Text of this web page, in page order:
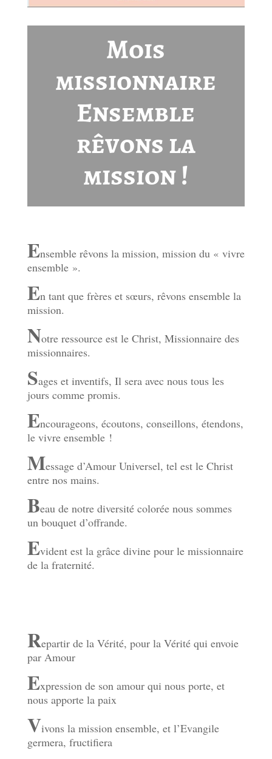
Mois
missionnaire
Ensemble
rêvons la
mission !
Ensemble rêvons la mission, mission du « vivre
ensemble ».
En tant que frères et sœurs, rêvons ensemble la
mission.
Notre ressource est le Christ, Missionnaire des
missionnaires.
Sages et inventifs, Il sera avec nous tous les
jours comme promis.
Encourageons, écoutons, conseillons, étendons,
le vivre ensemble !
Message d’Amour Universel, tel est le Christ
entre nos mains.
Beau de notre diversité colorée nous sommes
un bouquet d’offrande.
Evident est la grâce divine pour le missionnaire
de la fraternité.
Repartir de la Vérité, pour la Vérité qui envoie
par Amour
Expression de son amour qui nous porte, et
nous apporte la paix
Vivons la mission ensemble, et l’Evangile
germera, fructifiera